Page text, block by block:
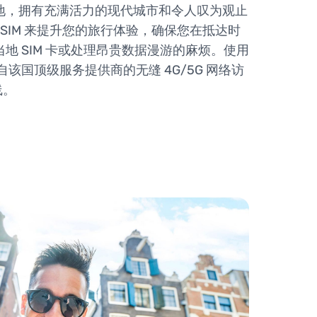
拥有充满活力的现代城市和令人叹为观止
来提升您的旅行体验，确保您在抵达时
SIM 卡或处理昂贵数据漫游的麻烦。使用
该国顶级服务提供商的无缝 4G/5G 网络访